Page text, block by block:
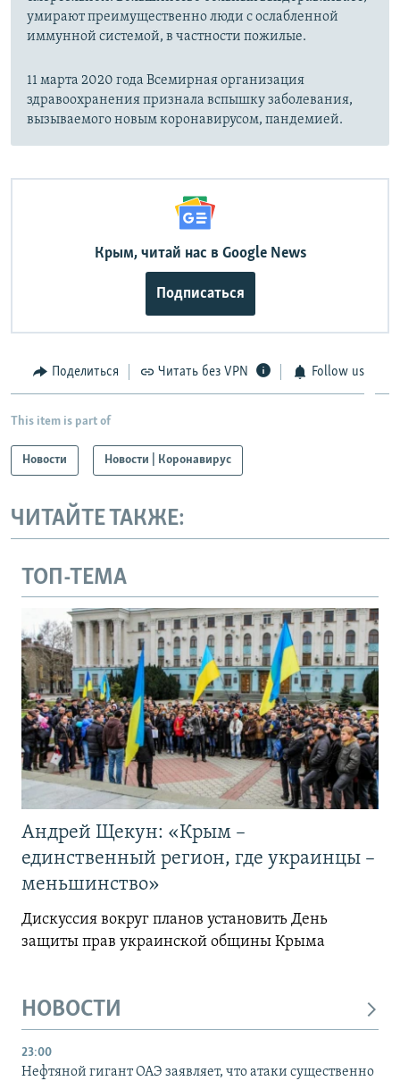
умирают преимущественно люди с ослабленной
иммунной системой, в частности пожилые.
11 марта 2020 года Всемирная организация
здравоохранения признала вспышку заболевания,
вызываемого новым коронавирусом, пандемией.
Крым, читай нас в Google News
Подписаться
Поделиться Читать без VPN Follow us
This item is part of
Новости Новости | Коронавирус
ЧИТАЙТЕ ТАКЖЕ:
ТОП-ТЕМА
Андрей Щекун: «Крым –
единственный регион, где украинцы –
меньшинство»
Дискуссия вокруг планов установить День
защиты прав украинской общины Крыма
НОВОСТИ
23:00
Нефтяной гигант ОАЭ заявляет, что атаки существенно